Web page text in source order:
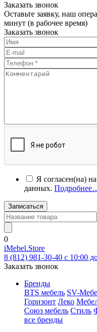
Заказать звонок
Оставьте заявку, наш
минут (в рабочее время)
Заказать звонок
Я согласен(на)
данных.
Записаться
0
iMebel.Store
8 (812) 981-30-40 c 10:00
Заказать звонок
Бренды
BTS мебель SV-
Горизонт Леко
Союз мебель Стиль
все бренды